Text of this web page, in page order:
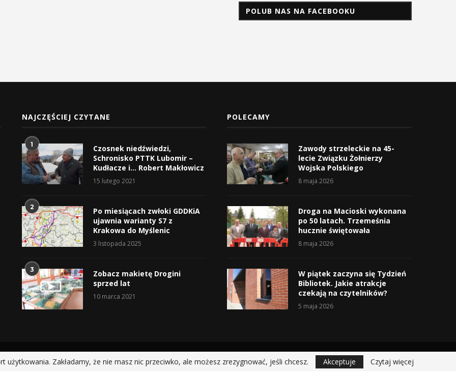
POLUB NAS NA FACEBOOKU
NAJCZĘŚCIEJ CZYTANE
1
Czosnek niedźwiedzi,
Schronisko PTTK Lubomir –
Kudłacze i… Robert Makłowicz
15 lutego 2021
2
Po miesiącach zwłoki GDDKiA
ujawnia warianty S7 z
Krakowa do Myślenic
3 listopada 2025
3
Zobacz makietę Drogini
sprzed lat
10 marca 2021
POLECAMY
Zawody strzeleckie na 45-
lecie Związku Żołnierzy
Wojska Polskiego
8 maja 2026
Droga na Macioski wykonana
po 50 latach. Trzemeśnia
hucznie świętowała
8 maja 2026
W piątek zaczyna się Tydzień
Bibliotek. Jakie atrakcje
czekają na czytelników?
5 maja 2026
@2019 - All Right Reserved.
Zakładamy, że nie masz nic przeciwko, ale możesz zrezygnować, jeśli chcesz. Akceptuje Czytaj więcej